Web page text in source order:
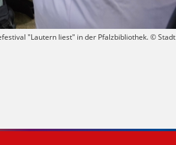
"Lautern liest" in der Pfalzbibliothek. © Stadt